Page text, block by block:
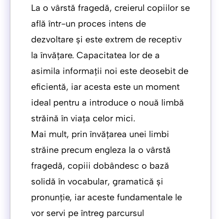
La o vârstă fragedă, creierul copiilor se
află într-un proces intens de
dezvoltare și este extrem de receptiv
la învățare. Capacitatea lor de a
asimila informații noi este deosebit de
eficientă, iar acesta este un moment
ideal pentru a introduce o nouă limbă
străină în viața celor mici.
Mai mult, prin învățarea unei limbi
străine precum engleza la o vârstă
fragedă, copiii dobândesc o bază
solidă în vocabular, gramatică și
pronunție, iar aceste fundamentale le
vor servi pe întreg parcursul